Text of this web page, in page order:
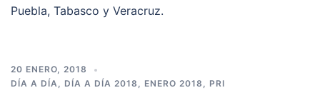
Puebla, Tabasco y Veracruz.
20 ENERO, 2018
DÍA A DÍA, DÍA A DÍA 2018 , ENERO 2018 , PRI